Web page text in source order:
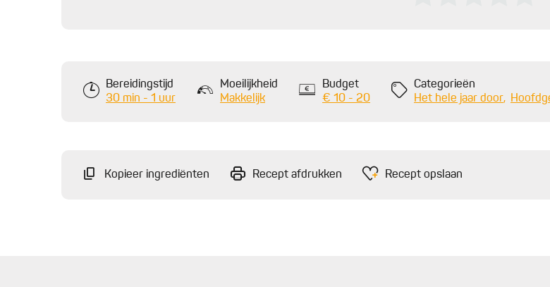
Bereidingstijd
30 min - 1 uur
Moeilijkheid
Makkelijk
Budget
€ 10 - 20
Categorieën
Het hele jaar door
Kopieer ingrediënten Recept afdrukken Recept opslaan